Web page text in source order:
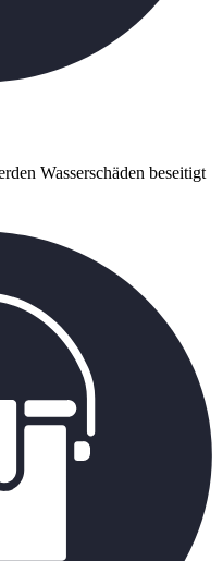
Wasserschäden beseitigt